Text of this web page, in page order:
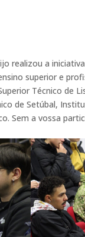
realizou a
superior e
Técnico de
de Setúbal,
Sem a vossa